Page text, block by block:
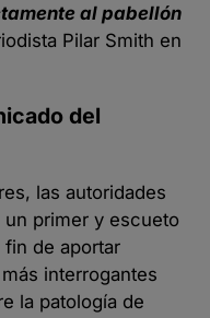
al pabellón
Pilar Smith en
del
las autoridades
primer y escueto
de aportar
interrogantes
la patología de